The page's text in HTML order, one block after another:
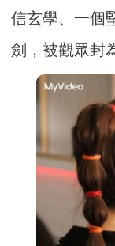
信玄學、一個
劍，被觀眾封